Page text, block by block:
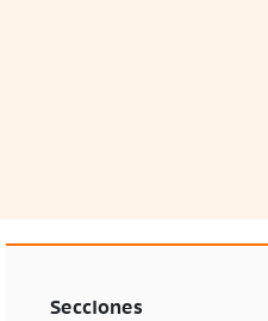
Secciones